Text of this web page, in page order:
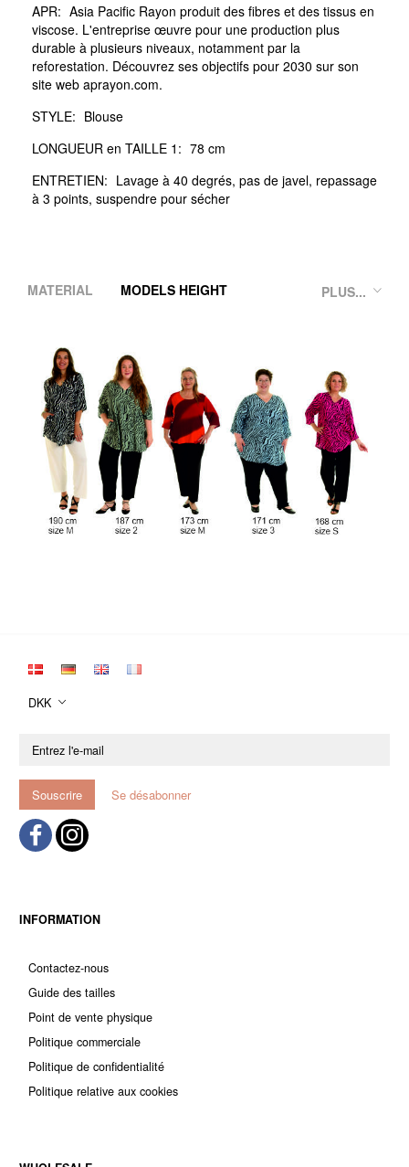
APR: Asia Pacific Rayon produit des fibres et des tissus en
viscose. L'entreprise œuvre pour une production plus
durable à plusieurs niveaux, notamment par la
reforestation. Découvrez ses objectifs pour 2030 sur son
site web aprayon.com.
STYLE: Blouse
LONGUEUR en TAILLE 1: 78 cm
ENTRETIEN: Lavage à 40 degrés, pas de javel, repassage
à 3 points, suspendre pour sécher
PLUS...
MATERIAL MODELS HEIGHT
DKK
Souscrire Se désabonner
INFORMATION
Contactez-nous
Guide des tailles
Point de vente physique
Politique commerciale
Politique de confidentialité
Politique relative aux cookies